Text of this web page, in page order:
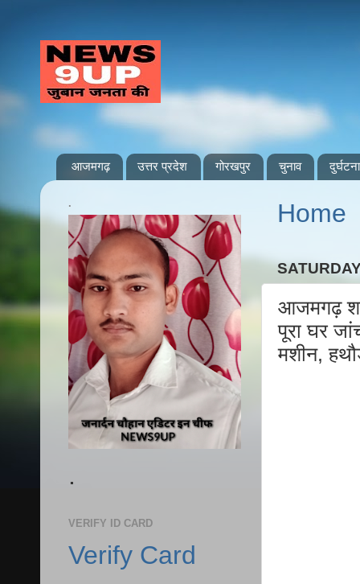
आजमगढ़ उत्तर प्रदेश गोरखपुर चुनाव दुर्घटना
Home
आजमगढ़
पूरा घर
मशीन,
.
.
VERIFY ID CARD
Verify Card